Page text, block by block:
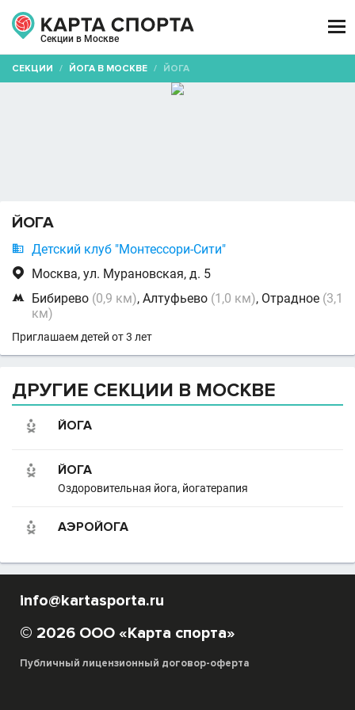
Секции в Москве

СЕКЦИИ / ЙОГА В МОСКВЕ / ЙОГА
ЙОГА
 Детский клуб "Монтессори-Сити"
 Москва, ул. Мурановская, д. 5
 Бибирево (0,9 км), Алтуфьево (1,0 км), Отрадное (3,1
км)
Приглашаем детей от 3 лет
ДРУГИЕ СЕКЦИИ В МОСКВЕ
ЙОГА
ЙОГА
Оздоровительная йога, йогатерапия
АЭРОЙОГА
info@kartasporta.ru
© 2026 ООО «Карта спорта»
Публичный лицензионный договор-оферта